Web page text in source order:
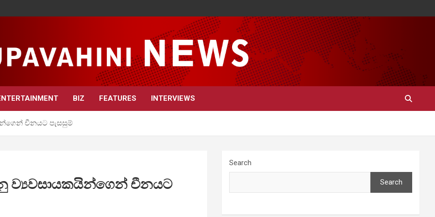
BIZ FEATURES INTERVIEWS
චීනයට පැසසුම්
ව්‍යවසායකයින්ගෙන් චීනයට
Search
Search